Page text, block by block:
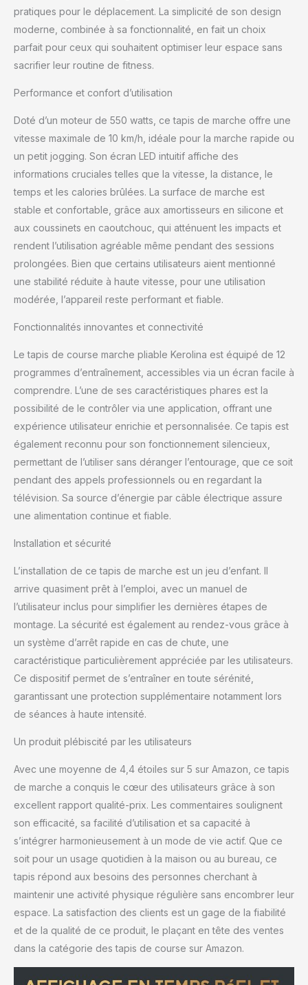
pratiques pour le déplacement. La simplicité de son design
moderne, combinée à sa fonctionnalité, en fait un choix
parfait pour ceux qui souhaitent optimiser leur espace sans
sacrifier leur routine de fitness.
Performance et confort d’utilisation
Doté d’un moteur de 550 watts, ce tapis de marche offre une
vitesse maximale de 10 km/h, idéale pour la marche rapide ou
un petit jogging. Son écran LED intuitif affiche des
informations cruciales telles que la vitesse, la distance, le
temps et les calories brûlées. La surface de marche est
stable et confortable, grâce aux amortisseurs en silicone et
aux coussinets en caoutchouc, qui atténuent les impacts et
rendent l’utilisation agréable même pendant des sessions
prolongées. Bien que certains utilisateurs aient mentionné
une stabilité réduite à haute vitesse, pour une utilisation
modérée, l’appareil reste performant et fiable.
Fonctionnalités innovantes et connectivité
Le tapis de course marche pliable Kerolina est équipé de 12
programmes d’entraînement, accessibles via un écran facile à
comprendre. L’une de ses caractéristiques phares est la
possibilité de le contrôler via une application, offrant une
expérience utilisateur enrichie et personnalisée. Ce tapis est
également reconnu pour son fonctionnement silencieux,
permettant de l’utiliser sans déranger l’entourage, que ce soit
pendant des appels professionnels ou en regardant la
télévision. Sa source d’énergie par câble électrique assure
une alimentation continue et fiable.
Installation et sécurité
L’installation de ce tapis de marche est un jeu d’enfant. Il
arrive quasiment prêt à l’emploi, avec un manuel de
l’utilisateur inclus pour simplifier les dernières étapes de
montage. La sécurité est également au rendez-vous grâce à
un système d’arrêt rapide en cas de chute, une
caractéristique particulièrement appréciée par les utilisateurs.
Ce dispositif permet de s’entraîner en toute sérénité,
garantissant une protection supplémentaire notamment lors
de séances à haute intensité.
Un produit plébiscité par les utilisateurs
Avec une moyenne de 4,4 étoiles sur 5 sur Amazon, ce tapis
de marche a conquis le cœur des utilisateurs grâce à son
excellent rapport qualité-prix. Les commentaires soulignent
son efficacité, sa facilité d’utilisation et sa capacité à
s’intégrer harmonieusement à un mode de vie actif. Que ce
soit pour un usage quotidien à la maison ou au bureau, ce
tapis répond aux besoins des personnes cherchant à
maintenir une activité physique régulière sans encombrer leur
espace. La satisfaction des clients est un gage de la fiabilité
et de la qualité de ce produit, le plaçant en tête des ventes
dans la catégorie des tapis de course sur Amazon.